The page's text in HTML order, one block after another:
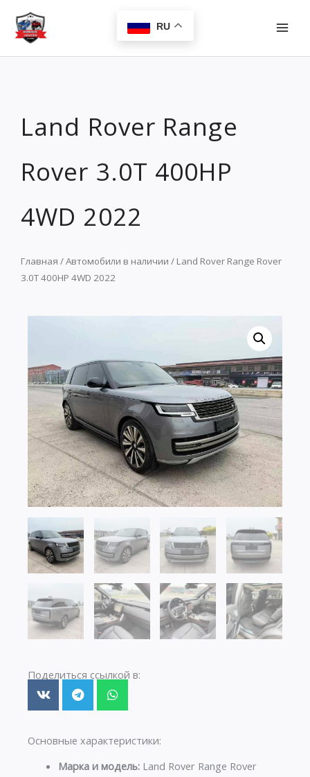
Перейти
содержимому
RU
Land Rover Range
Rover 3.0T 400HP
4WD 2022
Главная /Автомобили в наличии / Land Rover Range Rover
3.0T 400HP 4WD 2022
Поделиться ссылкой в:
Основные характеристики:
Марка и модель:Land Rover Range Rover